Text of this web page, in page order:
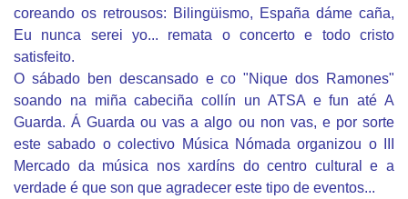
coreando os retrousos: Bilingüismo, España dáme caña,
Eu nunca serei yo... remata o concerto e todo cristo
satisfeito.
O sábado ben descansado e co "Nique dos Ramones"
soando na miña cabeciña collín un ATSA e fun até A
Guarda. Á Guarda ou vas a algo ou non vas, e por sorte
este sabado o colectivo Música Nómada organizou o III
Mercado da música nos xardíns do centro cultural e a
verdade é que son que agradecer este tipo de eventos...